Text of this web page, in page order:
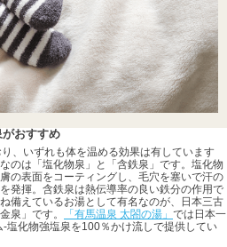
おすすめ
、いずれも体を温める効果は有しています
のは「塩化物泉」と「含鉄泉」です。塩化物
の表面をコーティングし、毛穴を塞いで汗の
発揮。含鉄泉は熱伝導率の良い鉄分の作用で
備えているお湯として有名なのが、日本三古
泉」です。
「有馬温泉 太閤の湯」 では日本一
塩化物強塩泉を100％かけ流しで提供してい